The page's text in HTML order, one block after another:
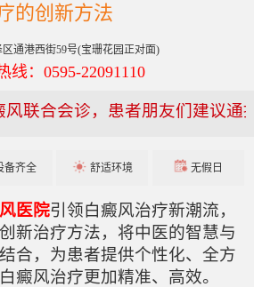
的创新方法
通港西街59号(宝珊花园正对面)
线：0595-22091110
风联合会诊，患者朋友们建议通
备齐全 舒适环境 无假日
医院引领白癜风治疗新潮流，
新治疗方法，将中医的智慧与
合，为患者提供个性化、全方
癜风治疗更加精准、高效。